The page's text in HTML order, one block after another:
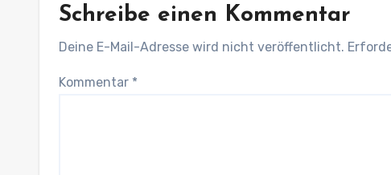
Schreibe einen Kommentar
Deine E-Mail-Adresse wird nicht veröffentlicht.
Kommentar *